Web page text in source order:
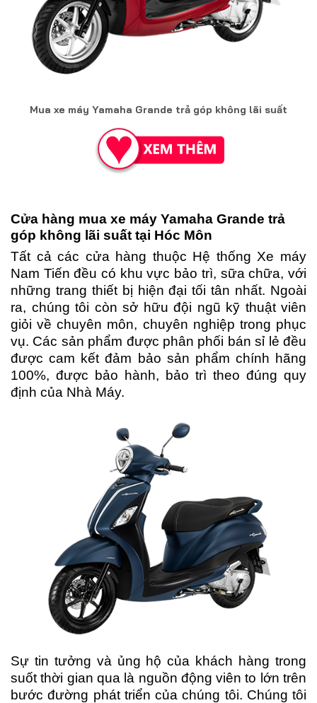
Mua xe máy Yamaha Grande trả góp không lãi suất
Cửa hàng mua xe máy Yamaha Grande trả
góp không lãi suất tại Hóc Môn
Tất cả các cửa hàng thuộc Hệ thống Xe máy
Nam Tiến đều có khu vực bảo trì, sữa chữa, với
những trang thiết bị hiện đại tối tân nhất. Ngoài
ra, chúng tôi còn sở hữu đội ngũ kỹ thuật viên
giỏi về chuyên môn, chuyên nghiệp trong phục
vụ. Các sản phẩm được phân phối bán sỉ lẻ đều
được cam kết đảm bảo sản phẩm chính hãng
100%, được bảo hành, bảo trì theo đúng quy
định của Nhà Máy.
Sự tin tưởng và ủng hộ của khách hàng trong
suốt thời gian qua là nguồn động viên to lớn trên
bước đường phát triển của chúng tôi. Chúng tôi